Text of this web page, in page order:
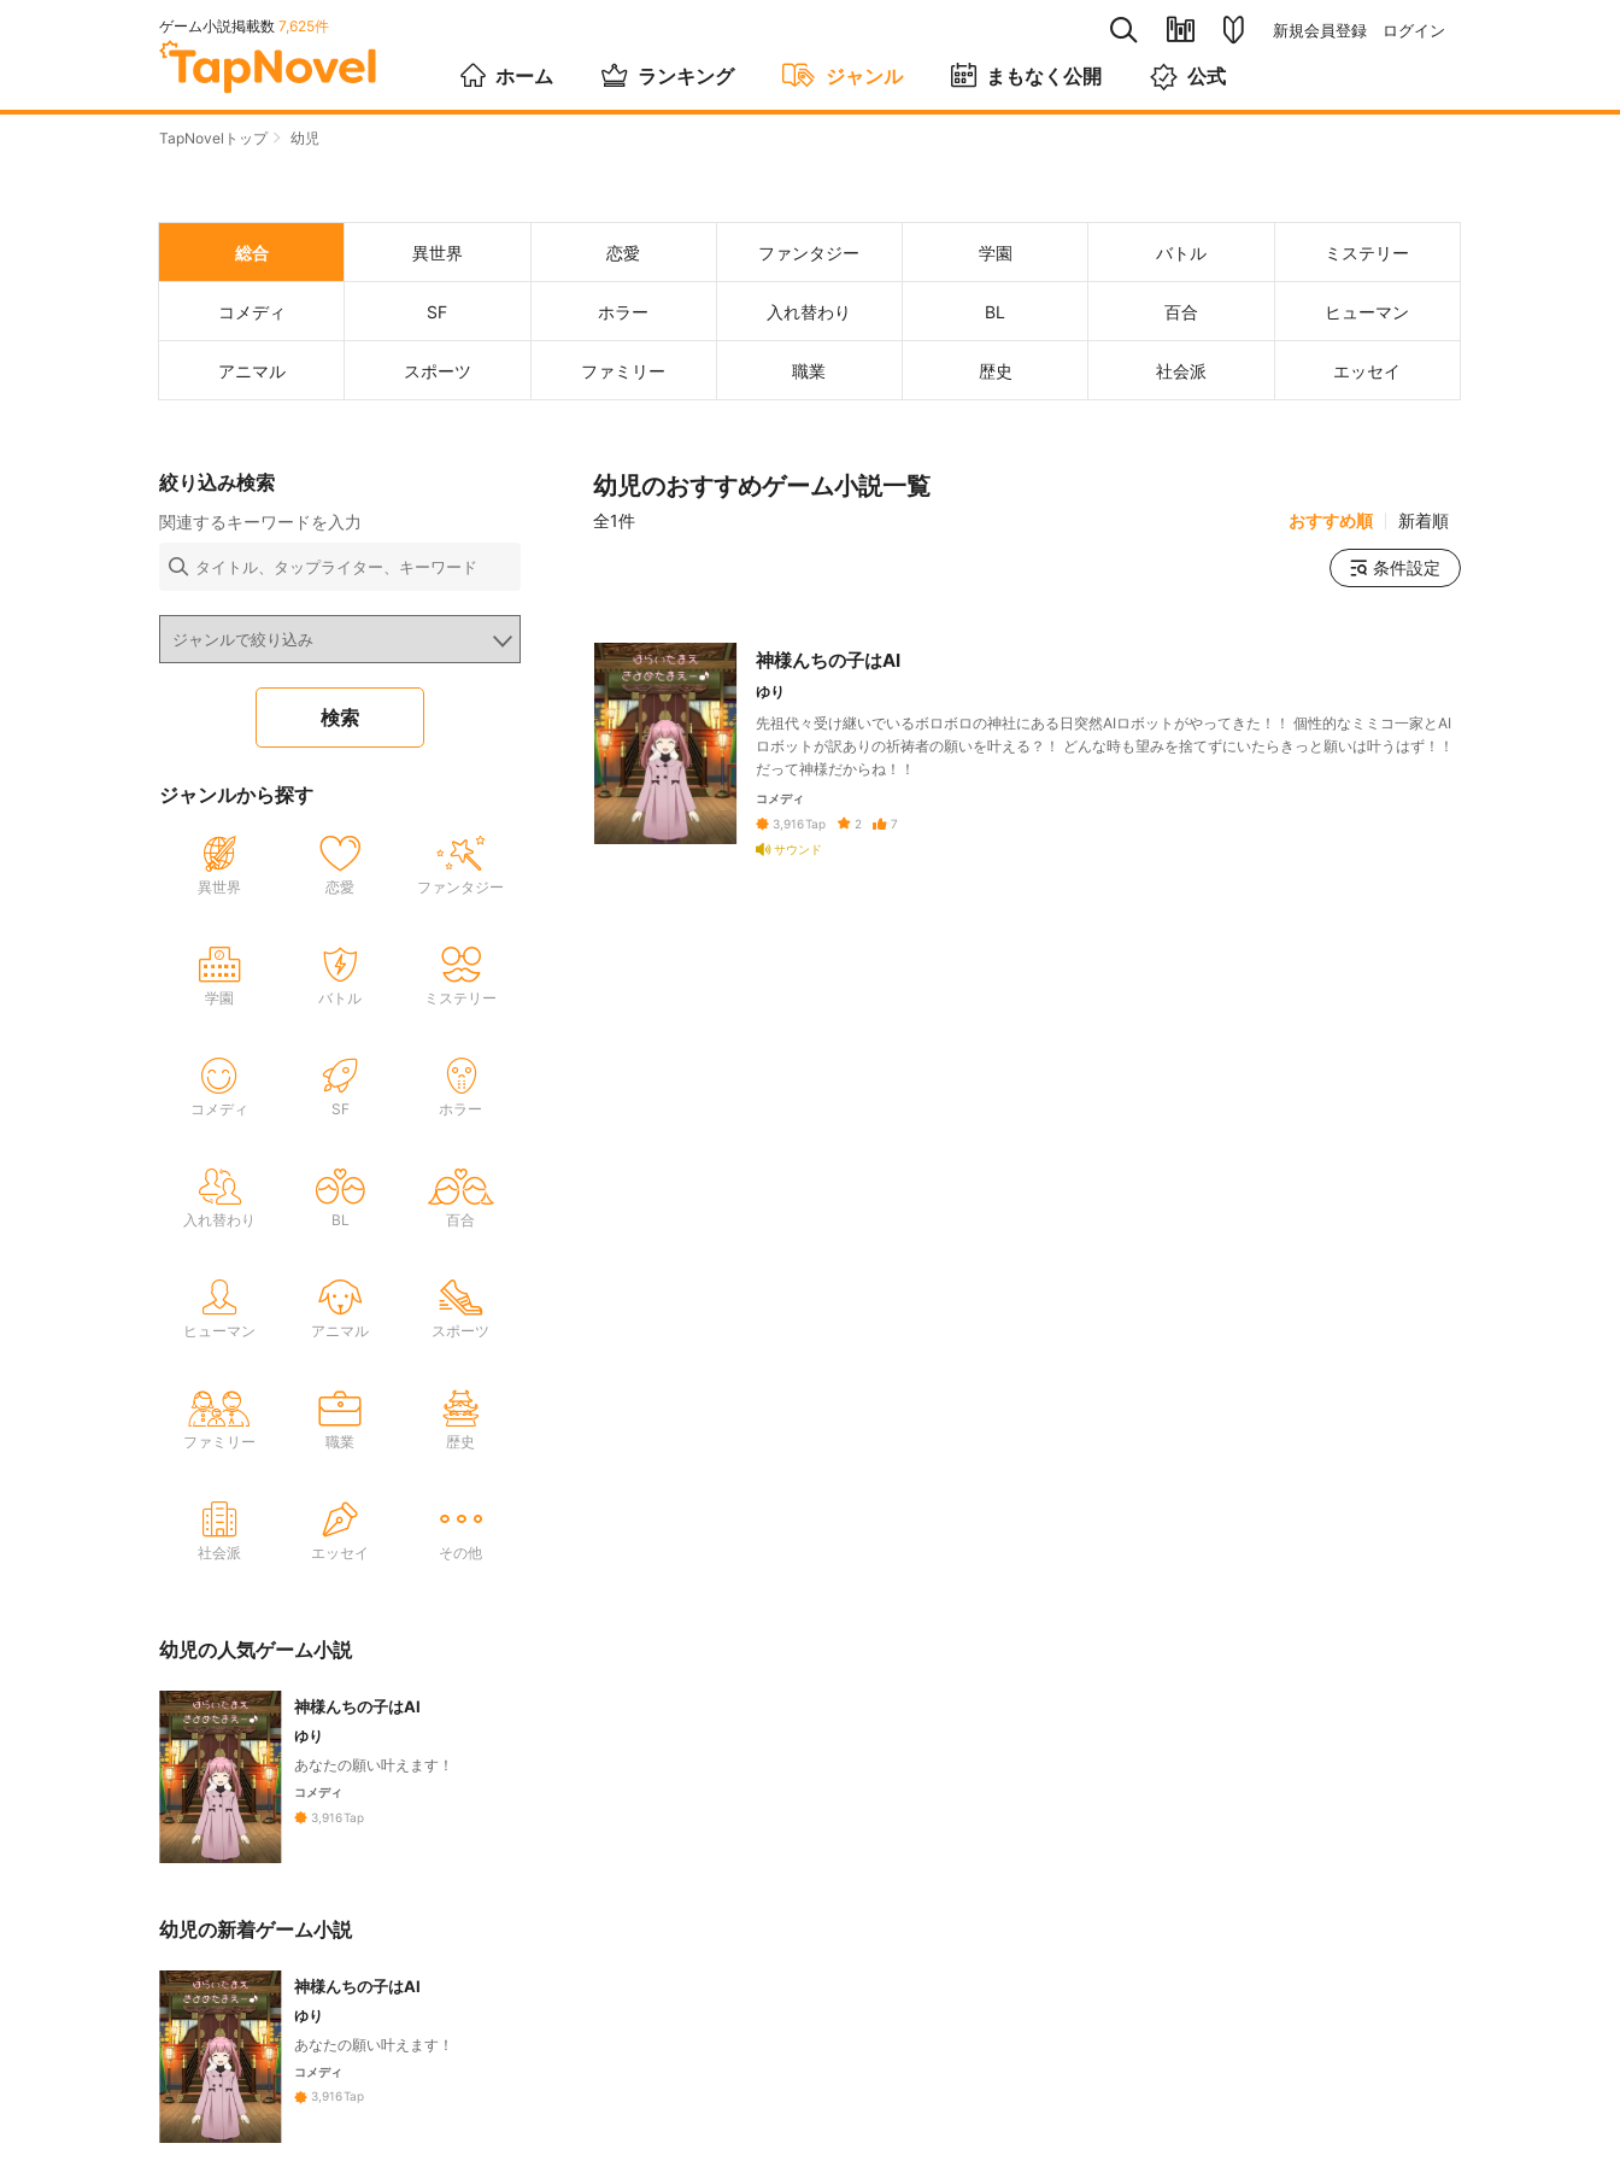
ゲーム小説掲載数 7,625件 新規会員登録 ログイン
ホーム ランキング ジャンル まもなく公開 公式
TapNovelトップ 幼児
総合 異世界 恋愛 ファンタジー 学園 バトル ミステリー
コメディ SF ホラー 入れ替わり BL 百合 ヒューマン
アニマル スポーツ ファミリー 職業 歴史 社会派 エッセイ
幼児のおすすめゲーム小説一覧
全1件 おすすめ順 新着順
条件設定
神様んちの子はAI
ゆり
先祖代々受け継いでいるボロボロの神社にある日突然AIロボットがやってきた！！ 個性的なミミコ一家とAI
ロボットが訳ありの祈祷者の願いを叶える？！ どんな時も望みを捨てずにいたらきっと願いは叶うはず！！
だって神様だからね！！
コメディ
3,916Tap 2
7
サウンド
絞り込み検索
関連するキーワードを入力
ジャンルから探す
異世界 恋愛 ファンタジー
学園 バトル ミステリー
コメディ SF ホラー
入れ替わり BL 百合
ヒューマン アニマル スポーツ
ファミリー 職業 歴史
社会派 エッセイ その他
幼児の人気ゲーム小説
神様んちの子はAI
ゆり
あなたの願い叶えます！
コメディ
3,916Tap
幼児の新着ゲーム小説
神様んちの子はAI
ゆり
あなたの願い叶えます！
コメディ
3,916Tap